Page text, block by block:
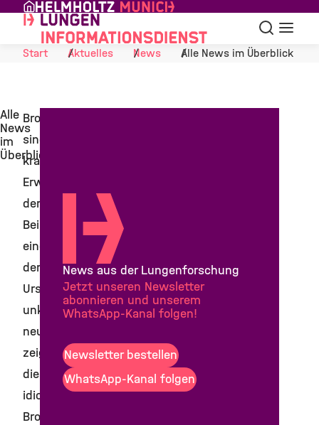
Skip to Content
Suche
Start
Aktuelles News Alle News im Überblick
Alle
News
im
Überblick
Bronchiektasen
sind
krankhafte
Erweiterungen
der Atemwege.
Bei mehr als
einem Drittel
der Fälle ist die
Ursache dafür
unklar. Eine
neue Studie
zeigt nun: Bei
diesen
idiopathischen
Bronchiektasen
News aus der Lungenforschung
Jetzt unseren Newsletter
abonnieren und unserem
WhatsApp-Kanal folgen!
Newsletter bestellen
WhatsApp-Kanal folgen